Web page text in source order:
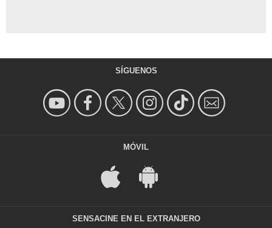
SÍGUENOS
MÓVIL
SENSACINE EN EL EXTRANJERO